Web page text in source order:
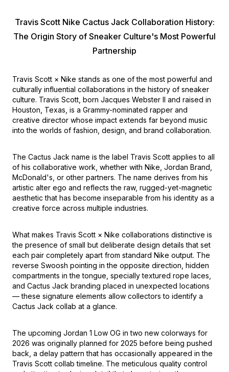
Travis Scott Nike Cactus Jack Collaboration History:
The Origin Story of Sneaker Culture's Most Powerful
Partnership
Travis Scott × Nike stands as one of the most powerful and
culturally influential collaborations in the history of sneaker
culture. Travis Scott, born Jacques Webster II and raised in
Houston, Texas, is a Grammy-nominated rapper and
creative director whose impact extends far beyond music
into the worlds of fashion, design, and brand collaboration.
The Cactus Jack name is the label Travis Scott applies to all
of his collaborative work, whether with Nike, Jordan Brand,
McDonald's, or other partners. The name derives from his
artistic alter ego and reflects the raw, rugged-yet-magnetic
aesthetic that has become inseparable from his identity as a
creative force across multiple industries.
What makes Travis Scott × Nike collaborations distinctive is
the presence of small but deliberate design details that set
each pair completely apart from standard Nike output. The
reverse Swoosh pointing in the opposite direction, hidden
compartments in the tongue, specially textured rope laces,
and Cactus Jack branding placed in unexpected locations
— these signature elements allow collectors to identify a
Cactus Jack collab at a glance.
The upcoming Jordan 1 Low OG in two new colorways for
2026 was originally planned for 2025 before being pushed
back, a delay pattern that has occasionally appeared in the
Travis Scott collab timeline. The meticulous quality control